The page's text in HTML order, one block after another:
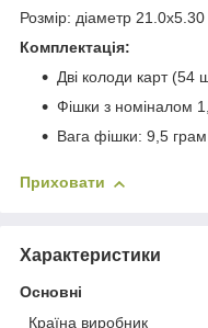
Розмір: діаметр
Комплектація:
Дві колоди карт (54
Фішки з номіналом
Вага фішки: 9,5 грам
Приховати
Характеристики
Основні
Країна виробник